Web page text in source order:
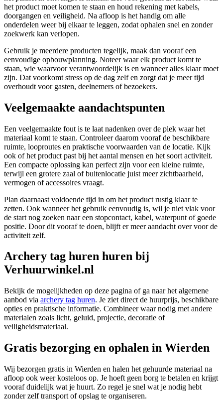
het product moet komen te staan en houd rekening met kabels,
doorgangen en veiligheid. Na afloop is het handig om alle
onderdelen weer bij elkaar te leggen, zodat ophalen snel en zonder
zoekwerk kan verlopen.
Gebruik je meerdere producten tegelijk, maak dan vooraf een
eenvoudige opbouwplanning. Noteer waar elk product komt te
staan, wie waarvoor verantwoordelijk is en wanneer alles klaar moet
zijn. Dat voorkomt stress op de dag zelf en zorgt dat je meer tijd
overhoudt voor gasten, deelnemers of bezoekers.
Veelgemaakte aandachtspunten
Een veelgemaakte fout is te laat nadenken over de plek waar het
materiaal komt te staan. Controleer daarom vooraf de beschikbare
ruimte, looproutes en praktische voorwaarden van de locatie. Kijk
ook of het product past bij het aantal mensen en het soort activiteit.
Een compacte oplossing kan perfect zijn voor een kleine ruimte,
terwijl een grotere zaal of buitenlocatie juist meer zichtbaarheid,
vermogen of accessoires vraagt.
Plan daarnaast voldoende tijd in om het product rustig klaar te
zetten. Ook wanneer het gebruik eenvoudig is, wil je niet vlak voor
de start nog zoeken naar een stopcontact, kabel, waterpunt of goede
positie. Door dit vooraf te doen, blijft er meer aandacht over voor de
activiteit zelf.
Archery tag huren huren bij
Verhuurwinkel.nl
Bekijk de mogelijkheden op deze pagina of ga naar het algemene
aanbod via archery tag huren. Je ziet direct de huurprijs, beschikbare
opties en praktische informatie. Combineer waar nodig met andere
materialen zoals licht, geluid, projectie, decoratie of
veiligheidsmateriaal.
Gratis bezorging en ophalen in Wierden
Wij bezorgen gratis in Wierden en halen het gehuurde materiaal na
afloop ook weer kosteloos op. Je hoeft geen borg te betalen en krijgt
vooraf duidelijk wat je huurt. Zo regel je snel wat je nodig hebt
zonder zelf transport of opslag te organiseren.